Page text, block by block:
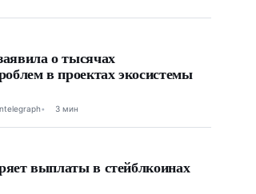
о тысячах
в проектах экосистемы
3 мин
выплаты в стейблкоинах